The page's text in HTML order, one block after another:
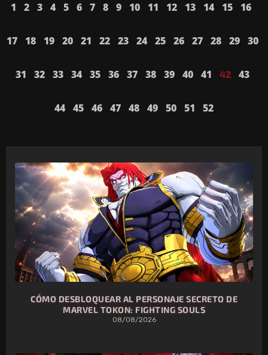
1 2 3 4 5 6 7 8 9 10 11 12 13 14 15 16
17 18 19 20 21 22 23 24 25 26 27 28 29 30
31 32 33 34 35 36 37 38 39 40 41 42 43
44 45 46 47 48 49 50 51 52
CÓMO DESBLOQUEAR AL PERSONAJE SECRETO DE
MARVEL TOKON: FIGHTING SOULS
08/08/2026